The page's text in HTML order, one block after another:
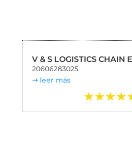
V & S LOGISTICS CHAIN
20606283025
leer más